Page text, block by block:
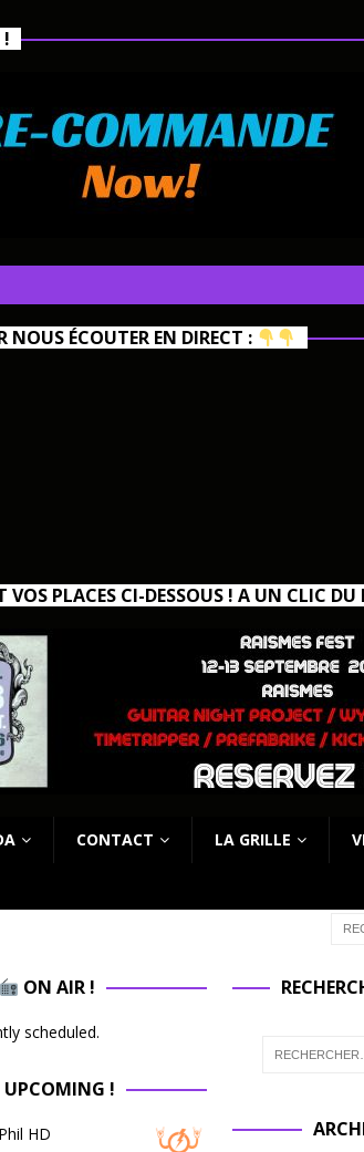
!
NOUS ÉCOUTER EN DIRECT :
PLACES CI-DESSOUS ! A UN CLIC DU
CONTACT LA GRILLE
ON AIR !
scheduled.
UPCOMING !
HD